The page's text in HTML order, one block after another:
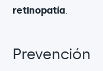
retinopatía
Prevención